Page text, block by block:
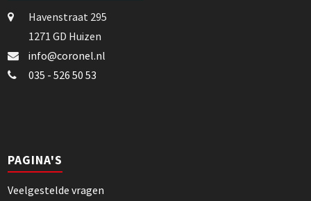
Havenstraat 295
1271 GD Huizen
info@coronel.nl
035 - 526 50 53
PAGINA'S
Veelgestelde vragen